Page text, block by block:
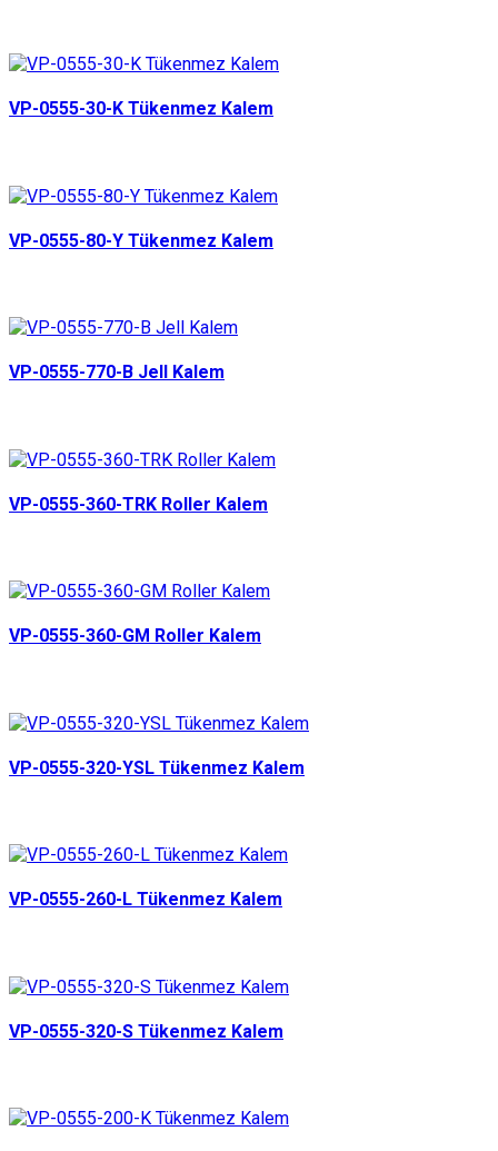
VP-0555-30-K Tükenmez Kalem
VP-0555-80-Y Tükenmez Kalem
VP-0555-770-B Jell Kalem
VP-0555-360-TRK Roller Kalem
VP-0555-360-GM Roller Kalem
VP-0555-320-YSL Tükenmez Kalem
VP-0555-260-L Tükenmez Kalem
VP-0555-320-S Tükenmez Kalem